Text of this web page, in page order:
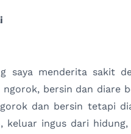
saya menderita sakit
bersin dan diare
dan bersin tetapi
keluar ingus dari